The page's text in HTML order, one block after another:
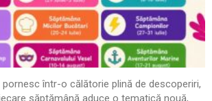
într-o călătorie plină de descoperiri,
săptămână aduce o tematică nouă,